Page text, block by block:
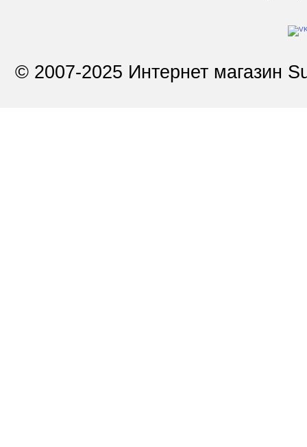
© 2007-2025 Интернет магазин